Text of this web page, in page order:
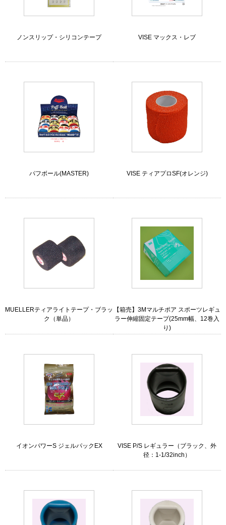
ノンスリップ・シリコンテープ VISE マックス・レブ
パフボール(MASTER) VISE ティアプロSF(オレンジ)
MUELLERティアライトテープ・ブラッ
ク（単品）
【箱売】3Mマルチポア スポーツレギュ
ラー伸縮固定テープ(25mm幅、12巻入
り)
イオンパワーS ジェルパックEX
VISE P/S レギュラー（ブラック、外
径：1-1/32inch）